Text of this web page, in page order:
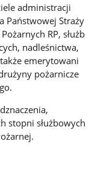
administracji
Państwowej Straży
RP, służb
nadleśnictwa,
emerytowani
pożarnicze
stopni służbowych